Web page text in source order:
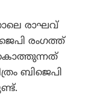
രാഘവ്
രംഗത്ത്
ബിജെപി